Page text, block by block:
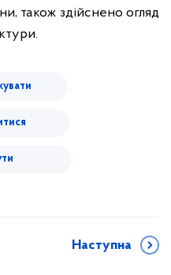
також здійснено огляд
Наступна